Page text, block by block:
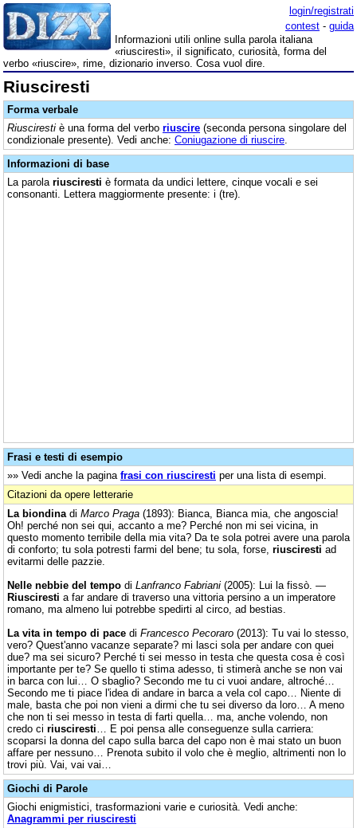
login/registrati
contest - guida
Informazioni utili online sulla parola italiana
«riusciresti», il significato, curiosità, forma del
verbo «riuscire», rime, dizionario inverso. Cosa vuol dire.
Riusciresti
Forma verbale
Riusciresti è una forma del verbo riuscire (seconda persona singolare del
condizionale presente). Vedi anche: Coniugazione di riuscire
Informazioni di base
La parola riusciresti è formata da undici lettere, cinque vocali e sei
consonanti. Lettera maggiormente presente: i (tre).
Frasi e testi di esempio
»» Vedi anche la pagina frasi con riusciresti per una lista di esempi.
Citazioni da opere letterarie
La biondina di Marco Praga (1893): Bianca, Bianca mia, che angoscia!
Oh! perché non sei qui, accanto a me? Perché non mi sei vicina, in
questo momento terribile della mia vita? Da te sola potrei avere una parola
di conforto; tu sola potresti farmi del bene; tu sola, forse, riusciresti ad
evitarmi delle pazzie.
Nelle nebbie del tempo di Lanfranco Fabriani (2005): Lui la fissò. —
Riusciresti a far andare di traverso una vittoria persino a un imperatore
romano, ma almeno lui potrebbe spedirti al circo, ad bestias.
La vita in tempo di pace di Francesco Pecoraro (2013): Tu vai lo stesso,
vero? Quest'anno vacanze separate? mi lasci sola per andare con quei
due? ma sei sicuro? Perché ti sei messo in testa che questa cosa è così
importante per te? Se quello ti stima adesso, ti stimerà anche se non vai
in barca con lui… O sbaglio? Secondo me tu ci vuoi andare, altroché…
Secondo me ti piace l'idea di andare in barca a vela col capo… Niente di
male, basta che poi non vieni a dirmi che tu sei diverso da loro… A meno
che non ti sei messo in testa di farti quella… ma, anche volendo, non
credo ci riusciresti … E poi pensa alle conseguenze sulla carriera:
scoparsi la donna del capo sulla barca del capo non è mai stato un buon
affare per nessuno… Prenota subito il volo che è meglio, altrimenti non lo
trovi più. Vai, vai vai…
Giochi di Parole
Giochi enigmistici, trasformazioni varie e curiosità. Vedi anche:
Anagrammi per riusciresti